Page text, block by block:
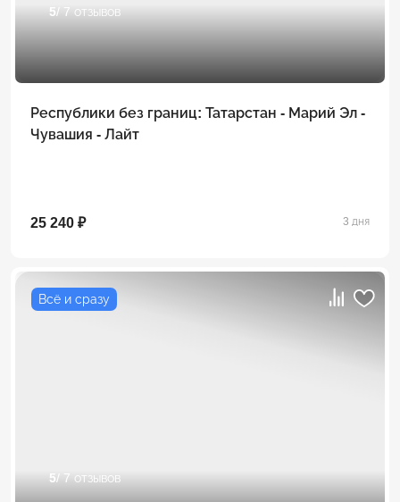
5/ 7 отзывов
Республики без границ: Татарстан - Марий Эл -
Чувашия - Лайт
25 240 ₽ 3 дня
Всё и сразу
5/ 7 отзывов